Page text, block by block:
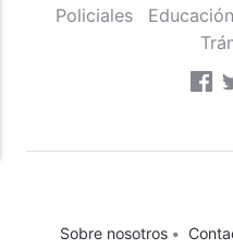
Policiales
Educación
Sobre nosotros •